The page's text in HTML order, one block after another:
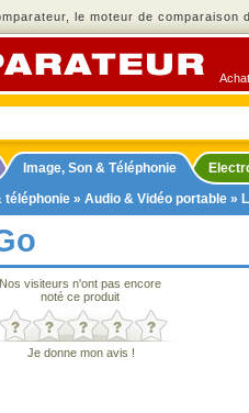
le moteur de comparaison
Image, Son & Téléphonie
téléphonie » Audio & Vidéo portable »
Nos visiteurs n'ont pas encore
noté ce produit
Je donne mon avis !